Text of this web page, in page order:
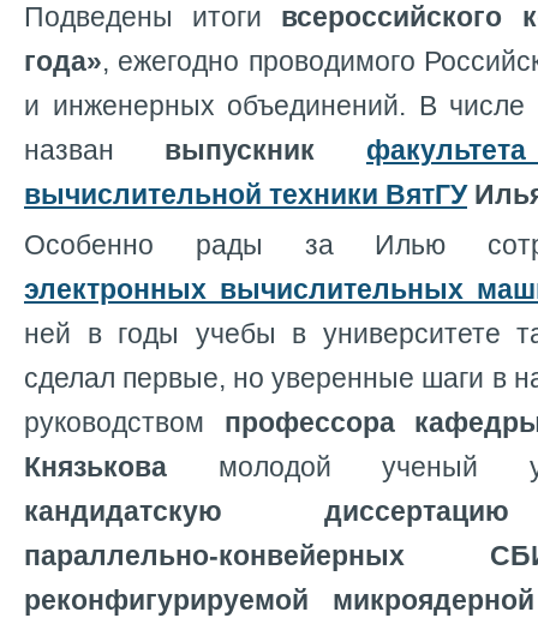
Подведены итоги всероссийского
года», ежегодно проводимого
и инженерных объединений. В числе
назван выпускник
вычислительной техники ВятГУ
Особенно рады за Илью
электронных вычислительных
ней в годы учебы в университете
сделал первые, но уверенные шаги в
руководством профессора
Князькова молодой ученый
кандидатскую
параллельно-конвейерных
реконфигурируемой